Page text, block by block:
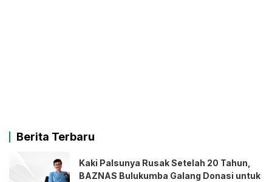
Berita Terbaru
Kaki Palsunya Rusak Setelah 20 Tahun,
BAZNAS Bulukumba Galang Donasi untuk